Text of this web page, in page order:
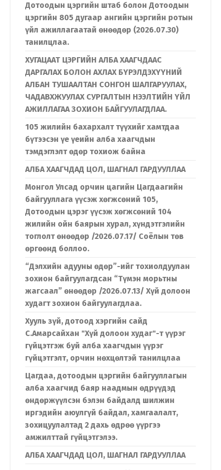
Дотоодын цэргийн штаб болон Дотоодын
цэргийн 805 дугаар ангийн цэргийн ротын
үйл ажиллагаатай өнөөдөр (2026.07.30)
танилцлаа.
ХУГАЦААТ ЦЭРГИЙН АЛБА ХААГЧДААС
ДАРГАЛАХ БОЛОН АХЛАХ БҮРЭЛДЭХҮҮНИЙ
АЛБАН ТУШААЛТАН СОНГОН ШАЛГАРУУЛАХ,
ЧАДАВХЖУУЛАХ СУРГАЛТЫН НЭЭЛТИЙН ҮЙЛ
АЖИЛЛАГАА ЗОХИОН БАЙГУУЛАГДЛАА.
105 жилийн бахархалт түүхийг хамтдаа
бүтээсэн үе үеийн алба хаагчдын
тэмдэглэлт өдөр тохиож байна
АЛБА ХААГЧДАД ЦОЛ, ШАГНАЛ ГАРДУУЛЛАА
Монгол Улсад орчин цагийн Цагдаагийн
байгууллага үүсэж хөгжсөний 105,
Дотоодын цэрэг үүсэж хөгжсөний 104
жилийн ойн баярын хурал, хүндэтгэлийн
тоглолт өнөөдөр /2026.07.17/ Соёлын төв
өргөөнд боллоо.
“Дэлхийн адууны өдөр”-ийг тохиолдуулан
зохион байгуулагдсан “Түмэн морьтны
жагсаал” өнөөдөр /2026.07.13/ Хүй долоон
худагт зохион байгуулагдлаа.
Хууль зүй, дотоод хэргийн сайд
С.Амарсайхан "Хүй долоон худаг"-т үүрэг
гүйцэтгэж буй алба хаагчдын үүрэг
гүйцэтгэлт, орчин нөхцөлтэй танилцлаа
Цагдаа, дотоодын цэргийн байгууллагын
алба хаагчид баяр наадмын өдрүүдэд
өндөржүүлсэн бэлэн байдалд шилжин
иргэдийн аюулгүй байдал, хамгаалалт,
зохицуулалтад 2 дахь өдрөө үүргээ
амжилттай гүйцэтгэлээ.
АЛБА ХААГЧДАД ЦОЛ, ШАГНАЛ ГАРДУУЛЛАА